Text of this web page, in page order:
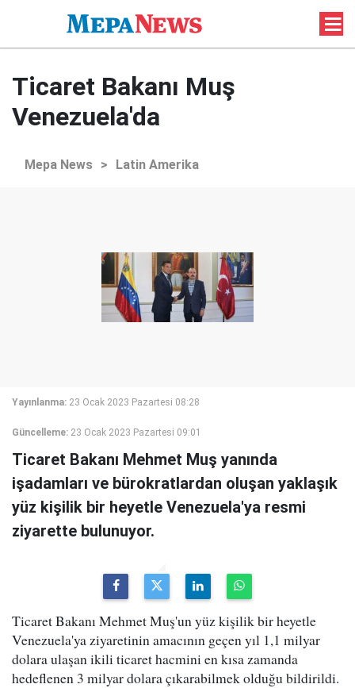
Ticaret Bakanı Muş
Venezuela'da
Mepa News > Latin Amerika
Yayınlanma: 23 Ocak 2023 Pazartesi 08:28
Güncelleme: 23 Ocak 2023 Pazartesi 09:01
Ticaret Bakanı Mehmet Muş yanında
işadamları ve bürokratlardan oluşan yaklaşık
yüz kişilik bir heyetle Venezuela'ya resmi
ziyarette bulunuyor.
Ticaret Bakanı Mehmet Muş'un yüz kişilik bir heyetle
Venezuela'ya ziyaretinin amacının geçen yıl 1,1 milyar
dolara ulaşan ikili ticaret hacmini en kısa zamanda
hedeflenen 3 milyar dolara çıkarabilmek olduğu bildirildi.